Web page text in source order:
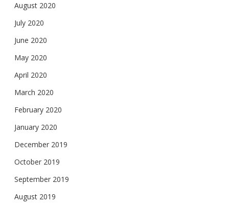
August 2020
July 2020
June 2020
May 2020
April 2020
March 2020
February 2020
January 2020
December 2019
October 2019
September 2019
August 2019